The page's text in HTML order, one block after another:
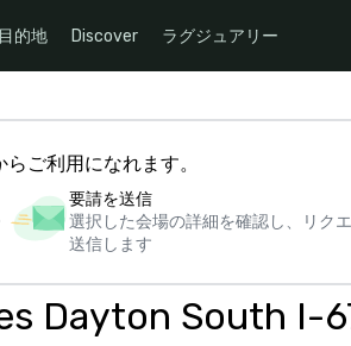
目的地 Discover ラグジュアリー
ご利用になれます。
要請を送信
選択した会場の詳細を確認し、リク
送信します
Dayton South I-